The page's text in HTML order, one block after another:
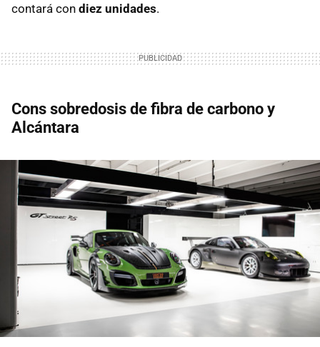
contará con diez unidades.
Cons sobredosis de fibra de carbono y
Alcántara